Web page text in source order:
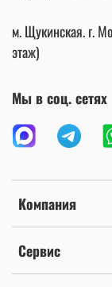
Компания
Сервис
м. Щукинская. г.
этаж)
Мы в соц. сетях